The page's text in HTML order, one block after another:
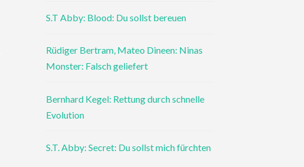
S.T Abby: Blood: Du sollst bereuen
Rüdiger Bertram, Mateo Dineen: Ninas
Monster: Falsch geliefert
Bernhard Kegel: Rettung durch schnelle
Evolution
S.T. Abby: Secret: Du sollst mich fürchten